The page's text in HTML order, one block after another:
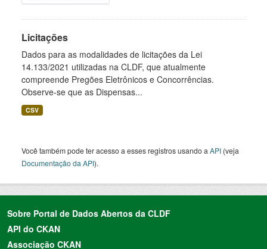
Licitações
Dados para as modalidades de licitações da Lei
14.133/2021 utilizadas na CLDF, que atualmente
compreende Pregões Eletrônicos e Concorrências.
Observe-se que as Dispensas...
CSV
Você também pode ter acesso a esses registros usando a API (veja
Documentação da API).
Sobre Portal de Dados Abertos da CLDF
API do CKAN
Associação CKAN